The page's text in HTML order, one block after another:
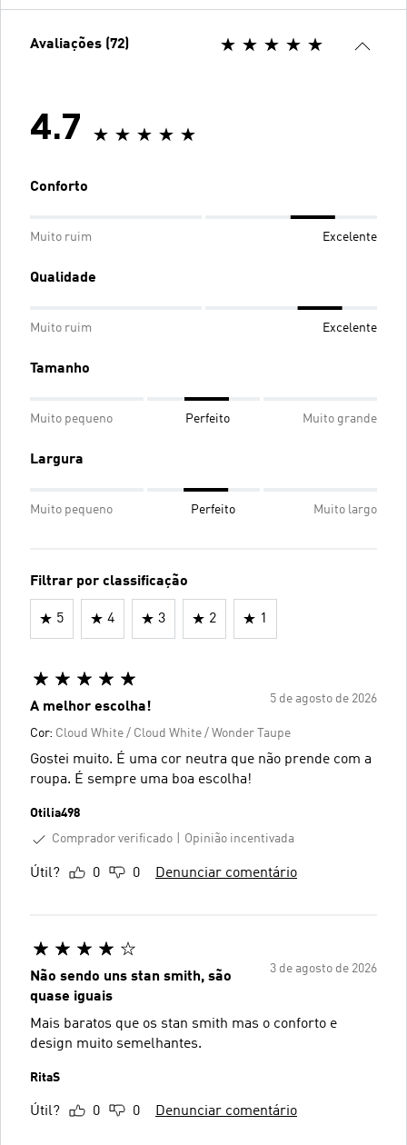
Avaliações (72)
4.7
Conforto
Muito ruim Excelente
Qualidade
Muito ruim Excelente
Tamanho
Muito pequeno Perfeito Muito grande
Largura
Muito pequeno Perfeito Muito largo
Filtrar por classificação
5 4 3 2 1
5 de agosto de 2026
A melhor escolha!
Cor: Cloud White / Cloud White / Wonder Taupe
Gostei muito. É uma cor neutra que não prende com a
roupa. É sempre uma boa escolha!
Otilia498
Comprador verificado
Opinião incentivada
Útil? 0 0 Denunciar comentário
3 de agosto de 2026
Não sendo uns stan smith, são
quase iguais
Mais baratos que os stan smith mas o conforto e
design muito semelhantes.
RitaS
Útil? 0 0 Denunciar comentário